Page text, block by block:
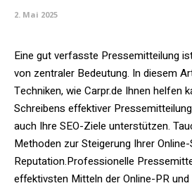
2. Mai 2025
Eine gut verfasste Pressemitteilung
von zentraler Bedeutung. In diesem
Techniken, wie Carpr.de Ihnen helfen
Schreibens effektiver
auch Ihre SEO-Ziele unterstützen.
Methoden zur Steigerung Ihrer
Reputation.Professionelle
effektivsten Mitteln der Online-PR und